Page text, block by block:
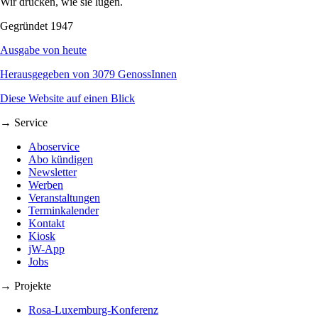
Gegründet 1947
Ausgabe von heute
Herausgegeben von 3079 GenossInnen
Diese Website auf einen Blick
→ Service
Aboservice
Abo kündigen
Newsletter
Werben
Veranstaltungen
Terminkalender
Kontakt
Kiosk
jW-App
Jobs
→ Projekte
Rosa-Luxemburg-Konferenz